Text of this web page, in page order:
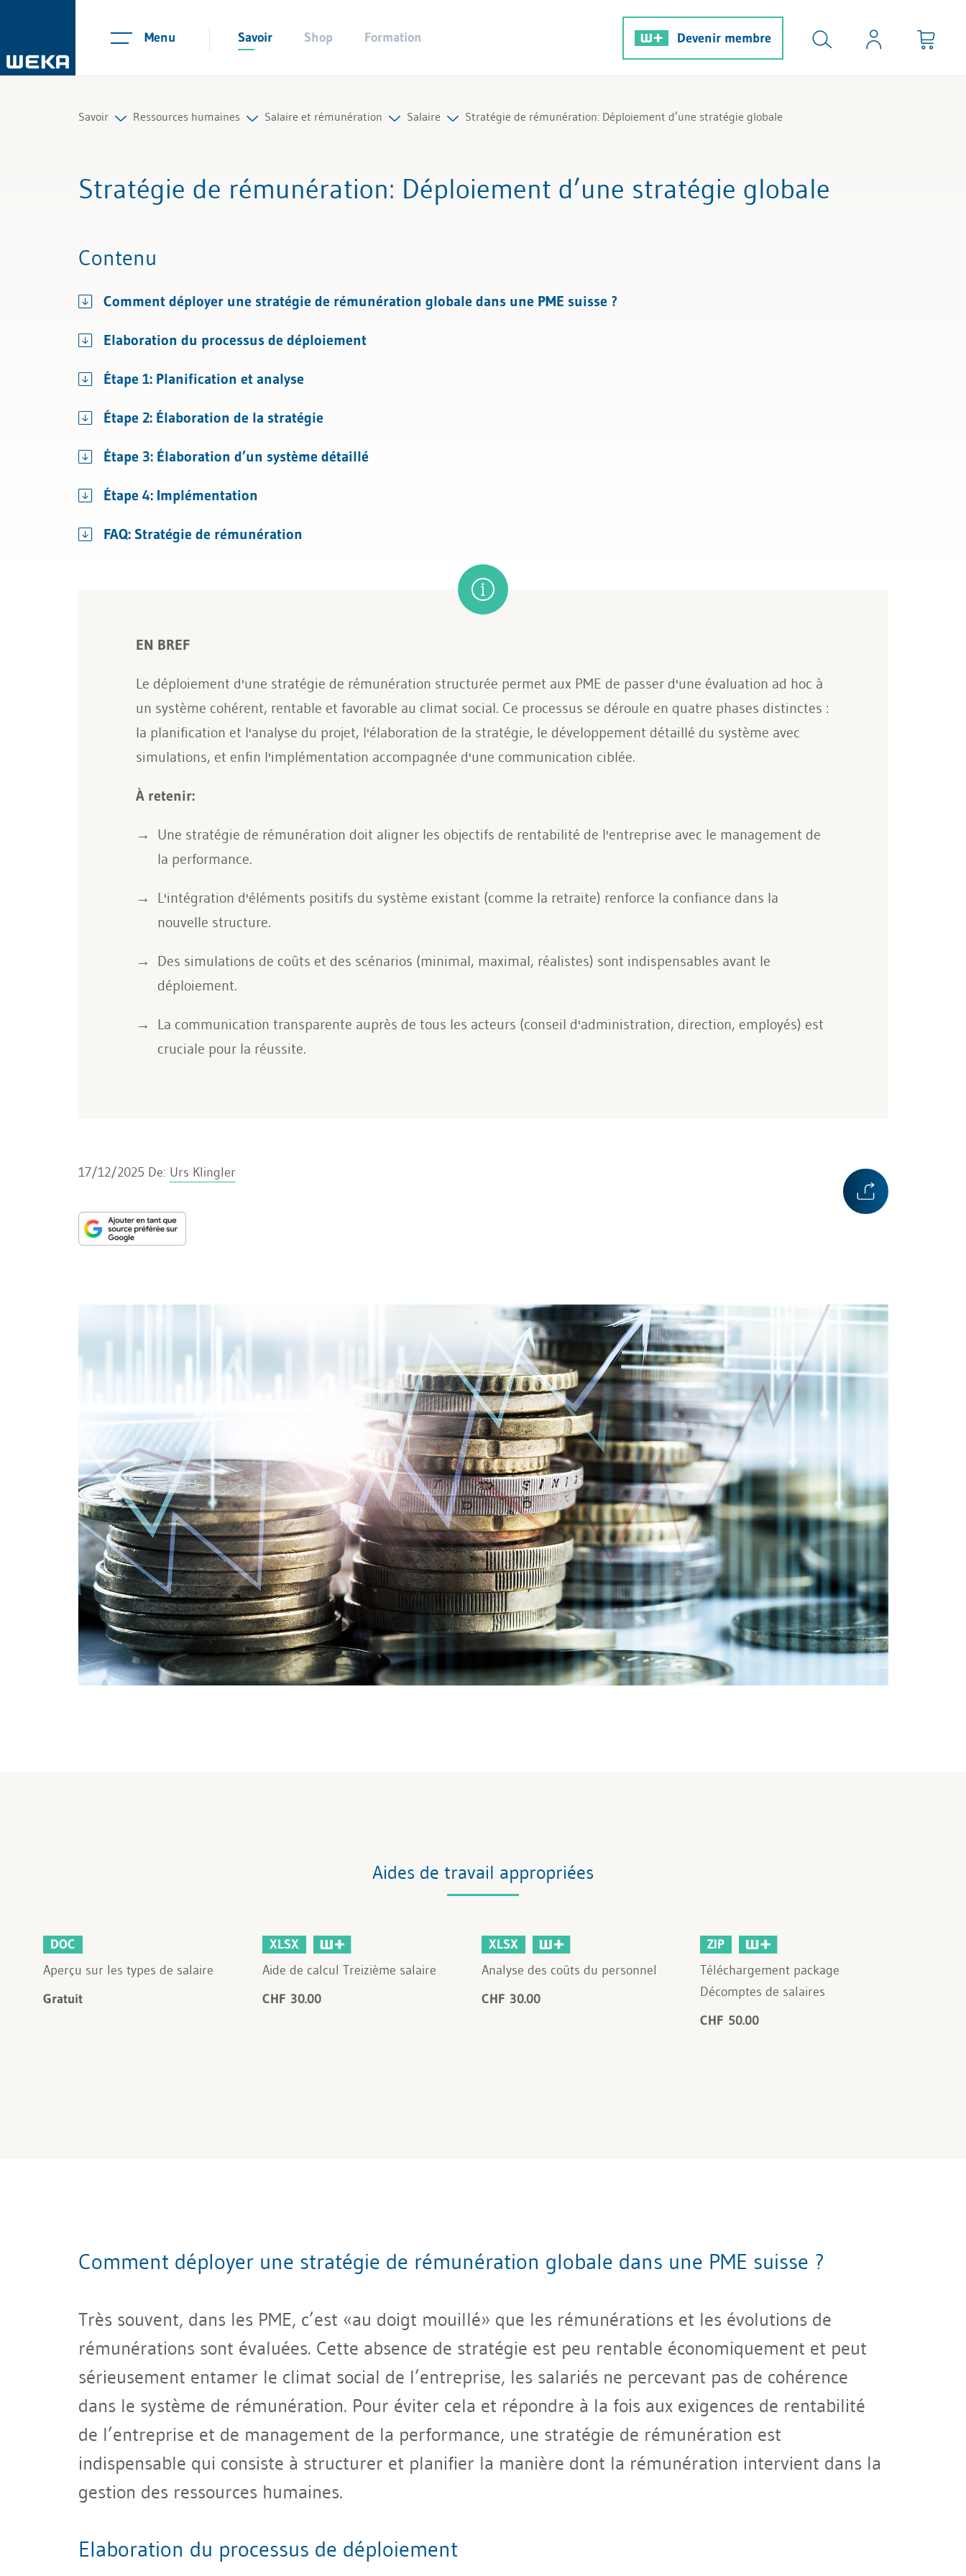
Menu Savoir Shop Formation Devenir membre
Savoir
Gestion et management
Finances & TVA
Droit
Ressources humaines
Contrats de travail et règlements
Salaire et rémunération
Gestion du personnel
Licenciement et certificat de travail
Assurances sociales
Salaire et rémunération
Rémunérations variables
Salaire
Toutes les aides de travail
Stratégie de rémunération: Déploiement d’une stratégie globale
Stratégie de rémunération: Déploiement d’une stratégie globale
Contenu
Comment déployer une stratégie de rémunération globale dans une PME suisse ?
Elaboration du processus de déploiement
Étape 1: Planification et analyse
Étape 2: Élaboration de la stratégie
Étape 3: Élaboration d’un système détaillé
Étape 4: Implémentation
FAQ: Stratégie de rémunération
EN BREF
Le déploiement d'une stratégie de rémunération structurée permet aux PME de passer d'une évaluation ad hoc à
un système cohérent, rentable et favorable au climat social. Ce processus se déroule en quatre phases distinctes :
la planification et l'analyse du projet, l'élaboration de la stratégie, le développement détaillé du système avec
simulations, et enfin l'implémentation accompagnée d'une communication ciblée.
À retenir:
Une stratégie de rémunération doit aligner les objectifs de rentabilité de l'entreprise avec le management de
la performance.
L'intégration d'éléments positifs du système existant (comme la retraite) renforce la confiance dans la
nouvelle structure.
Des simulations de coûts et des scénarios (minimal, maximal, réalistes) sont indispensables avant le
déploiement.
La communication transparente auprès de tous les acteurs (conseil d'administration, direction, employés) est
cruciale pour la réussite.
17/12/2025 De: Urs Klingler
Aides de travail appropriées
DOC
Aperçu sur les types de salaire
Gratuit
XLSX
Aide de calcul Treizième salaire
CHF 30.00
XLSX
Analyse des coûts du personnel
CHF 30.00
ZIP
Téléchargement package
Décomptes de salaires
CHF 50.00
Comment déployer une stratégie de rémunération globale dans une PME suisse ?
Très souvent, dans les PME, c’est «au doigt mouillé» que les rémunérations et les évolutions de
rémunérations sont évaluées. Cette absence de stratégie est peu rentable économiquement et peut
sérieusement entamer le climat social de l’entreprise, les salariés ne percevant pas de cohérence
dans le système de rémunération. Pour éviter cela et répondre à la fois aux exigences de rentabilité
de l’entreprise et de management de la performance, une stratégie de rémunération est
indispensable qui consiste à structurer et planifier la manière dont la rémunération intervient dans la
gestion des ressources humaines.
Elaboration du processus de déploiement